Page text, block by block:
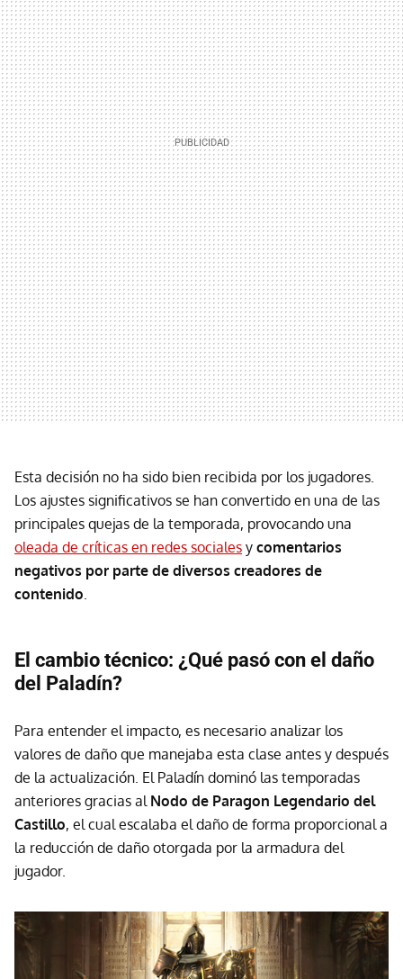
Esta decisión no ha sido bien recibida por los jugadores.
Los ajustes significativos se han convertido en una de las
principales quejas de la temporada, provocando una
oleada de críticas en redes sociales y comentarios
negativos por parte de diversos creadores de
contenido.
El cambio técnico: ¿Qué pasó con el daño
del Paladín?
Para entender el impacto, es necesario analizar los
valores de daño que manejaba esta clase antes y después
de la actualización. El Paladín dominó las temporadas
anteriores gracias al Nodo de Paragon Legendario del
Castillo, el cual escalaba el daño de forma proporcional a
la reducción de daño otorgada por la armadura del
jugador.